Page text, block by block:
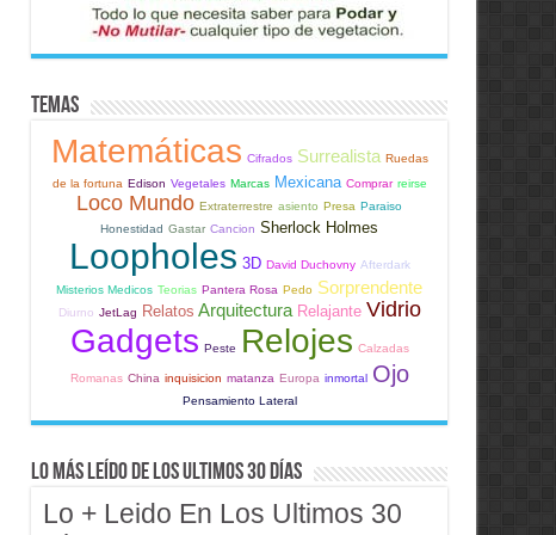
Temas
Matemáticas Cifrados Surrealista Ruedas
de la fortuna Edison Vegetales Marcas Mexicana Comprar reirse
Loco Mundo Extraterrestre asiento Presa Paraiso
Honestidad Gastar Cancion Sherlock Holmes
Loopholes 3D David Duchovny Afterdark
Misterios Medicos Teorias Pantera Rosa Pedo Sorprendente
Diurno JetLag Relatos Arquitectura Relajante Vidrio
Gadgets Peste Relojes Calzadas
Romanas China inquisicion matanza Europa inmortal Ojo
Pensamiento Lateral
Lo Más Leído de Los Ultimos 30 Días
Lo + Leido En Los Ultimos 30